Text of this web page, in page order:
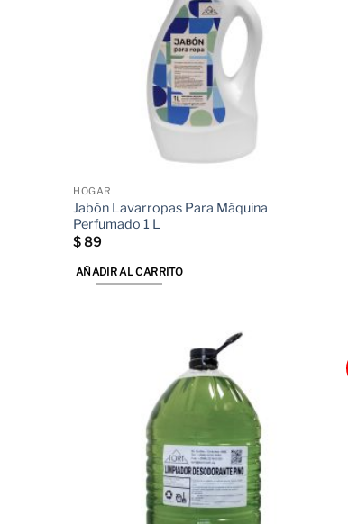
HOGAR
Jabón Lavarropas Para Máquina
Perfumado 1 L
$ 89
AÑADIR AL CARRITO